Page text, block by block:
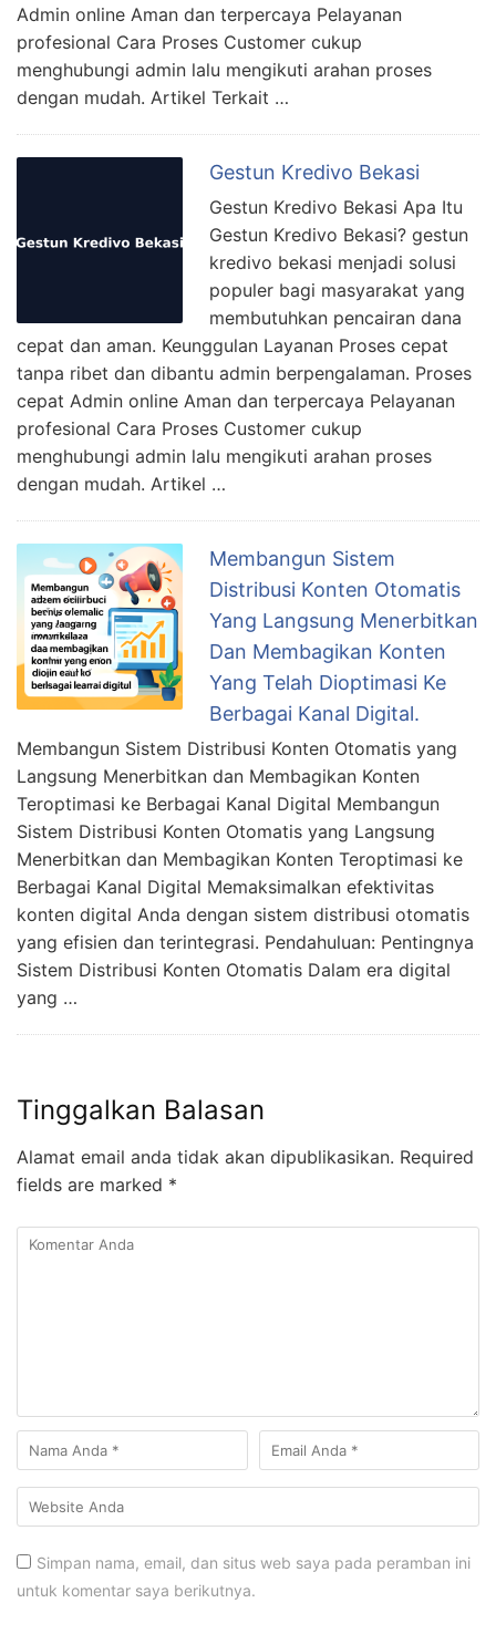
Admin online Aman dan terpercaya Pelayanan
profesional Cara Proses Customer cukup
menghubungi admin lalu mengikuti arahan proses
dengan mudah. Artikel Terkait …
Gestun Kredivo Bekasi
Gestun Kredivo Bekasi Apa Itu
Gestun Kredivo Bekasi? gestun
kredivo bekasi menjadi solusi
populer bagi masyarakat yang
membutuhkan pencairan dana
cepat dan aman. Keunggulan Layanan Proses cepat
tanpa ribet dan dibantu admin berpengalaman. Proses
cepat Admin online Aman dan terpercaya Pelayanan
profesional Cara Proses Customer cukup
menghubungi admin lalu mengikuti arahan proses
dengan mudah. Artikel …
Membangun Sistem
Distribusi Konten Otomatis
Yang Langsung Menerbitkan
Dan Membagikan Konten
Yang Telah Dioptimasi Ke
Berbagai Kanal Digital.
Membangun Sistem Distribusi Konten Otomatis yang
Langsung Menerbitkan dan Membagikan Konten
Teroptimasi ke Berbagai Kanal Digital Membangun
Sistem Distribusi Konten Otomatis yang Langsung
Menerbitkan dan Membagikan Konten Teroptimasi ke
Berbagai Kanal Digital Memaksimalkan efektivitas
konten digital Anda dengan sistem distribusi otomatis
yang efisien dan terintegrasi. Pendahuluan: Pentingnya
Sistem Distribusi Konten Otomatis Dalam era digital
yang …
Tinggalkan Balasan
Alamat email anda tidak akan dipublikasikan. Required
fields are marked *
Simpan nama, email, dan situs web saya pada peramban ini
untuk komentar saya berikutnya.